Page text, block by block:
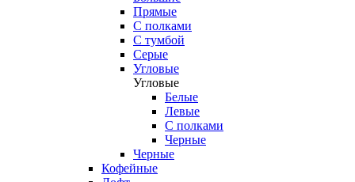
Прямые
С полками
С тумбой
Серые
Угловые
Угловые
Белые
Левые
С полками
Черные
Черные
Кофейные